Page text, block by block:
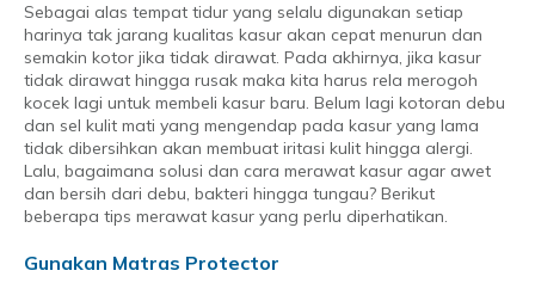
Sebagai alas tempat tidur yang selalu digunakan setiap
harinya tak jarang kualitas kasur akan cepat menurun dan
semakin kotor jika tidak dirawat. Pada akhirnya, jika kasur
tidak dirawat hingga rusak maka kita harus rela merogoh
kocek lagi untuk membeli kasur baru. Belum lagi kotoran debu
dan sel kulit mati yang mengendap pada kasur yang lama
tidak dibersihkan akan membuat iritasi kulit hingga alergi.
Lalu, bagaimana solusi dan cara merawat kasur agar awet
dan bersih dari debu, bakteri hingga tungau? Berikut
beberapa tips merawat kasur yang perlu diperhatikan.
Gunakan Matras Protector